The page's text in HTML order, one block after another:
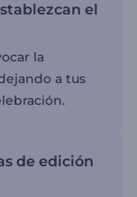
el
la
a tus
de edición